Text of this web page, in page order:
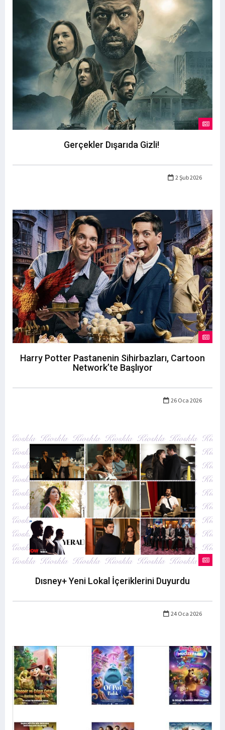
Gerçekler Dışarıda Gizli!
2 Şub 2026
Harry Potter Pastanenin Sihirbazları, Cartoon
Network’te Başlıyor
26 Oca 2026
Dısney+ Yeni Lokal İçeriklerini Duyurdu
24 Oca 2026